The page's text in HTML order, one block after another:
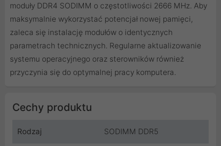
moduły DDR4 SODIMM o częstotliwości 2666 MHz. Aby
maksymalnie wykorzystać potencjał nowej pamięci,
zaleca się instalację modułów o identycznych
parametrach technicznych. Regularne aktualizowanie
systemu operacyjnego oraz sterowników również
przyczynia się do optymalnej pracy komputera.
Cechy produktu
Rodzaj SODIMM DDR5